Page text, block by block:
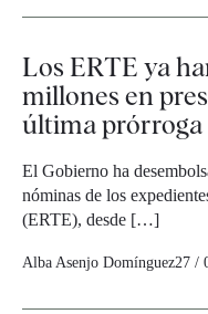
Los ERTE ya
millones en
última prórroga
El Gobierno ha
nóminas de los
(ERTE), desde […]
Alba Asenjo Domínguez27 /